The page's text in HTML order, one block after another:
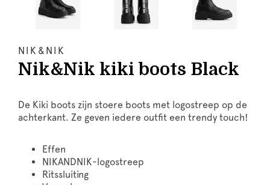
NIK&NIK
Nik&Nik kiki boots Black
De Kiki boots zijn stoere boots met logostreep op de
achterkant. Ze geven iedere outfit een trendy touch!
Effen
NIKANDNIK-logostreep
Ritssluiting